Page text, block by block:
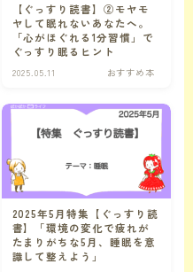
【ぐっすり読書】②モヤモ
ヤして眠れないあなたへ。
「心がほぐれる1分習慣」で
ぐっすり眠るヒント
2025.05.11 おすすめ本
2025年5月特集【ぐっすり読
書】「環境の変化で疲れが
たまりがちな5月、睡眠を意
識して整えよう」